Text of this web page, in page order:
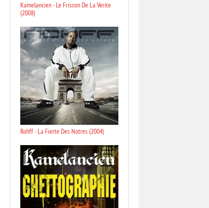
Kamelancien - Le Frisson De La Verite
(2008)
Rohff - La Fierte Des Notres (2004)